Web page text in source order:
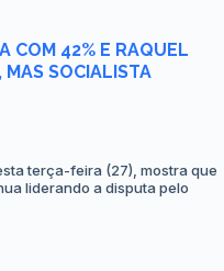
COM 42% E RAQUEL
MAS SOCIALISTA
terça-feira (27), mostra que
liderando a disputa pelo